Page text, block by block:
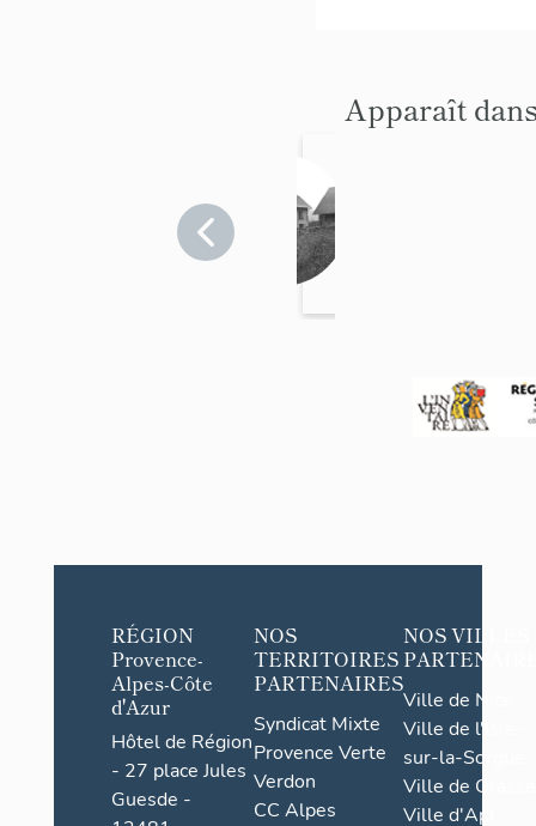
Apparaît
RÉGION
Provence-
Alpes-Côte
d'Azur
Hôtel de Région
- 27 place Jules
Guesde -
NOS
TERRITOIRES
PARTENAIRES
Syndicat Mixte
Provence Verte
Verdon
CC Alpes
NOS VILLES
Ville de Nice
Ville de l'Isle-
sur-la-Sorgue
Ville de Grasse
Ville d'Apt